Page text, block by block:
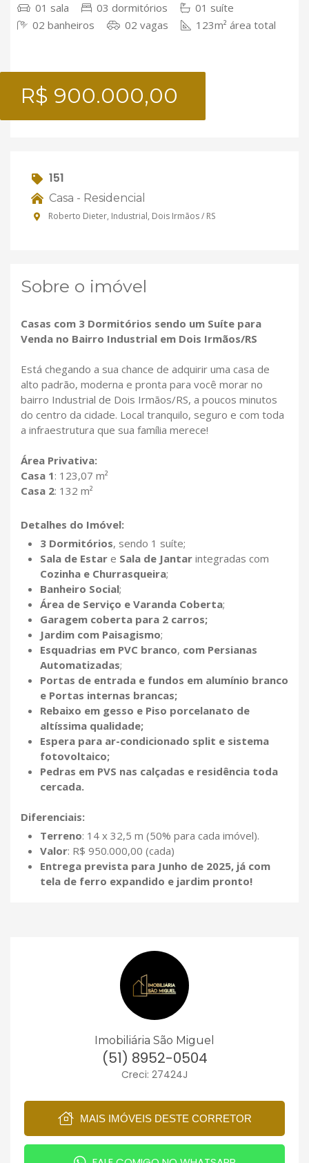
01 sala 03 dormitórios
01 suíte
02 banheiros
02 vagas 123m² área total
R$ 900.000,00
151
Casa - Residencial
Roberto Dieter, Industrial, Dois Irmãos / RS
Sobre o imóvel
Casas com 3 Dormitórios sendo um Suíte para
Venda no Bairro Industrial em Dois Irmãos/RS
Está chegando a sua chance de adquirir uma casa de
alto padrão, moderna e pronta para você morar no
bairro Industrial de Dois Irmãos/RS, a poucos minutos
do centro da cidade. Local tranquilo, seguro e com toda
a infraestrutura que sua família merece!
Área Privativa:
Casa 1: 123,07 m²
Casa 2: 132 m²
Detalhes do Imóvel:
3 Dormitórios, sendo 1 suíte;
Sala de Estare Sala de Jantarintegradas com
Cozinha e Churrasqueira;
Banheiro Social;
Área de Serviço e Varanda Coberta;
Garagem coberta para 2 carros;
Jardim com Paisagismo;
Esquadrias em PVC branco, com Persianas
Automatizadas;
Portas de entrada e fundos em alumínio branco
e Portas internas brancas;
Rebaixo em gesso e Piso porcelanato de
altíssima qualidade;
Espera para ar-condicionado split e sistema
fotovoltaico;
Pedras em PVS nas calçadas e residência toda
cercada.
Diferenciais:
Terreno: 14 x 32,5 m (50% para cada imóvel).
Valor: R$ 950.000,00 (cada)
Entrega prevista para Junho de 2025, já com
tela de ferro expandido e jardim pronto!
Imobiliária São Miguel
(51) 8952-0504
Creci: 27424J
MAIS IMÓVEIS DESTE CORRETOR